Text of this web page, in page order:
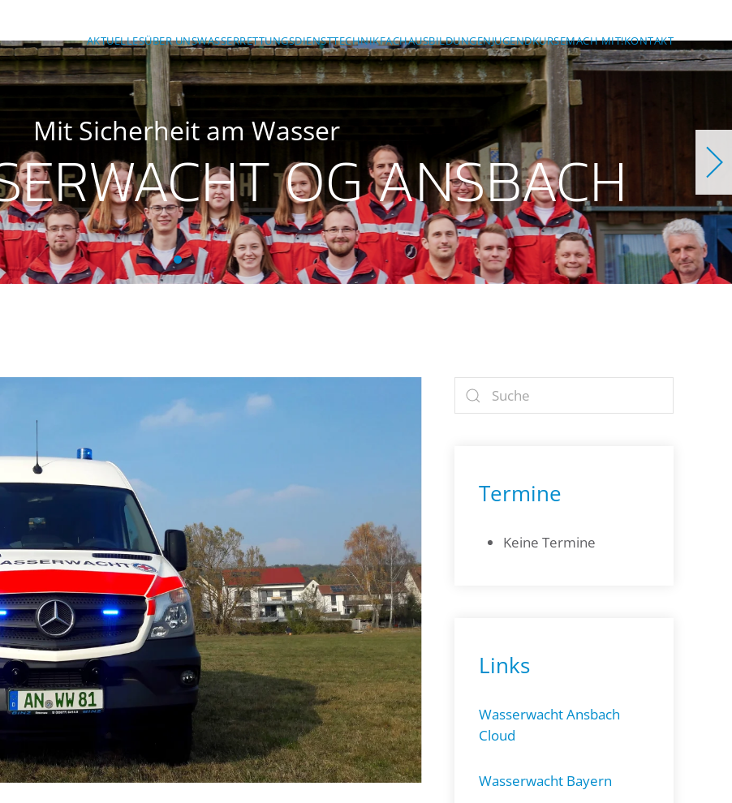
AKTUELLESÜBER UNSWASSERRETTUNGSDIENSTTECHNIKFACHAUSBILDUNGENJUGENDKURSEMACH MIT!KONTAKT
Mit Sicherheit am Wasser
OG ANSBACH
BRK-Wasserwacht OG Ansbach
BRK-Wasserwacht OG Ansbach
Termine
Keine Termine
Links
Wasserwacht Ansbach
Cloud
Wasserwacht Bayern